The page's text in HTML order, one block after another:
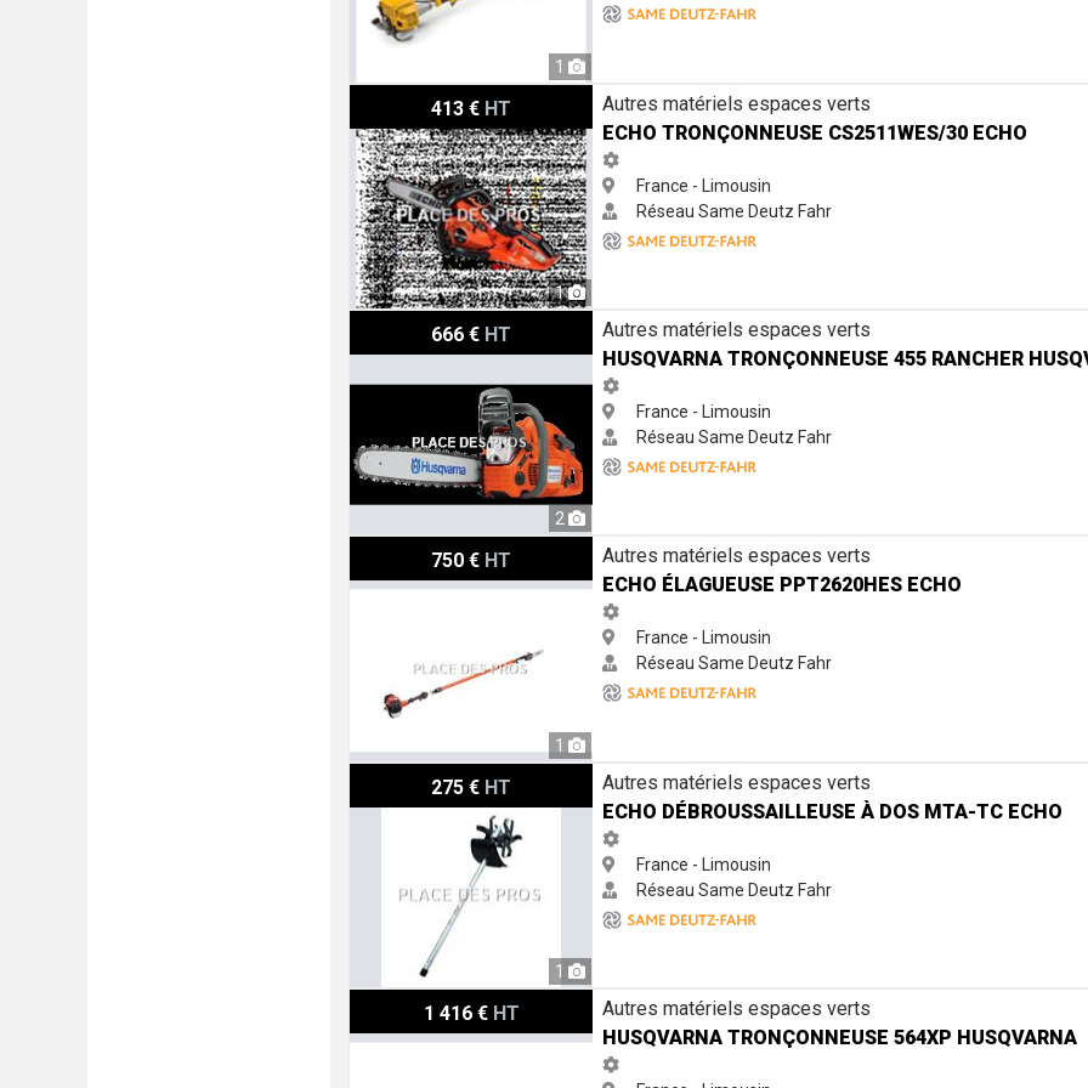
1
413 € HT
1
Echo Tronçonneuse CS2511WES/30 EchoAutres matériels espaces verts
ECHO TRONÇONNEUSE CS2511WES/30 ECHO
France - Limousin
Réseau Same Deutz Fahr
666 € HT
2
Husqvarna Tronçonneuse 455 RANCHER Husqvarna
Autres matériels espaces verts
HUSQVARNA TRONÇONNEUSE 455 RANCHER
France - Limousin
Réseau Same Deutz Fahr
750 € HT
1
Echo Élagueuse PPT2620HES EchoAutres matériels espaces verts
ECHO ÉLAGUEUSE PPT2620HES ECHO
France - Limousin
Réseau Same Deutz Fahr
275 € HT
1
Echo Débroussailleuse à dos MTA-TC EchoAutres matériels espaces verts
ECHO DÉBROUSSAILLEUSE À DOS MTA-TC ECHO
France - Limousin
Réseau Same Deutz Fahr
1 416 € HT
Husqvarna Tronçonneuse 564XP HusqvarnaAutres matériels espaces verts
HUSQVARNA TRONÇONNEUSE 564XP HUSQVARNA